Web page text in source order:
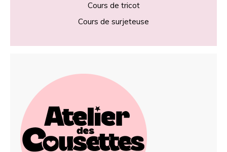
Cours de tricot
Cours de surjeteuse